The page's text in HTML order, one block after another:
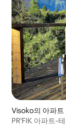
Visoko의 아파트
PR'FIK 아파트-